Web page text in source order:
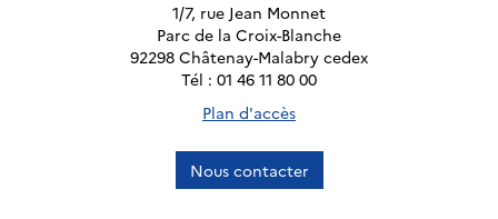
1/7, rue Jean Monnet
Parc de la Croix-Blanche
92298 Châtenay-Malabry cedex
Tél : 01 46 11 80 00
Plan d'accès
Nous contacter